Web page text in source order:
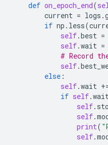
def on_epoch_end(
current = logs .
if np . less(
self.best =
self.wait =
# Record
self.
else :
self.wait
if self.
self.
self.
print(
self.